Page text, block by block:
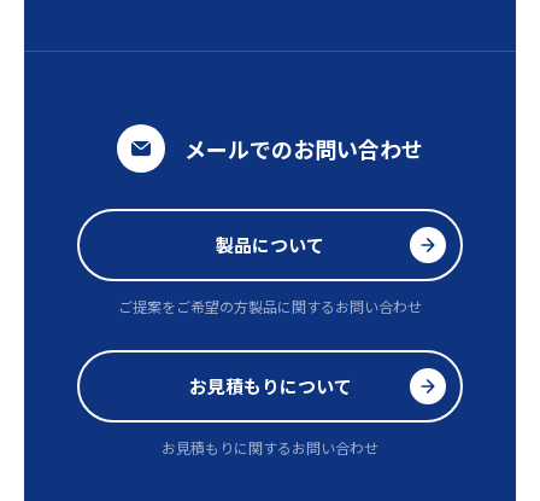
メールでのお問い合わせ
製品について
ご提案をご希望の方製品に関するお問い合わせ
お見積もりについて
お見積もりに関するお問い合わせ